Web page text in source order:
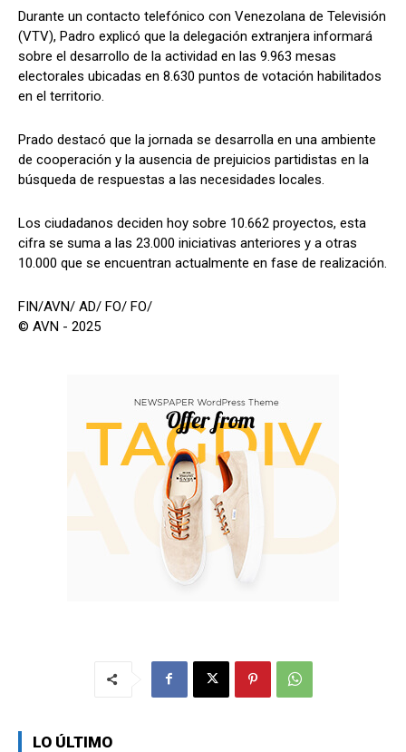
Durante un contacto telefónico con Venezolana de Televisión
(VTV), Padro explicó que la delegación extranjera informará
sobre el desarrollo de la actividad en las 9.963 mesas
electorales ubicadas en 8.630 puntos de votación habilitados
en el territorio.
Prado destacó que la jornada se desarrolla en una ambiente
de cooperación y la ausencia de prejuicios partidistas en la
búsqueda de respuestas a las necesidades locales.
Los ciudadanos deciden hoy sobre 10.662 proyectos, esta
cifra se suma a las 23.000 iniciativas anteriores y a otras
10.000 que se encuentran actualmente en fase de realización.
FIN/AVN/ AD/ FO/ FO/
© AVN - 2025
LO ÚLTIMO